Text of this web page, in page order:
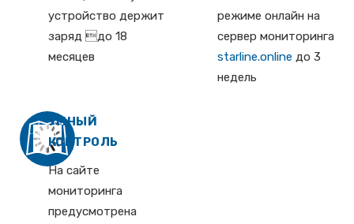
устройство держит
заряд до 18
месяцев
режиме онлайн на
сервер мониторинга
starline.online до 3
недель
УМНЫЙ
КОНТРОЛЬ
На сайте
мониторинга
предусмотрена